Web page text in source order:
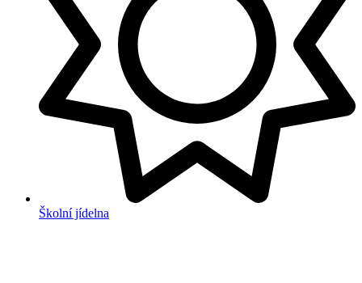
Školní jídelna